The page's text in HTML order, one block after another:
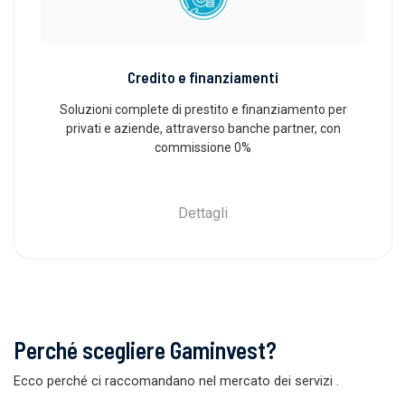
Credito e finanziamenti
Soluzioni complete di prestito e finanziamento per
privati ​​e aziende, attraverso banche partner, con
commissione 0%
Dettagli
Perché scegliere Gaminvest?
Ecco perché ci raccomandano nel mercato dei servizi